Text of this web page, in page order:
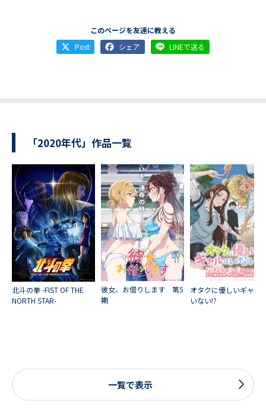
このページを友達に教える
Post
シェア LINEで送る
「2020年代」作品一覧
北斗の拳 -FIST OF THE
NORTH STAR-
彼女、お借りします 第5
期
オタクに優しいギャル
いない!?
一覧で表示